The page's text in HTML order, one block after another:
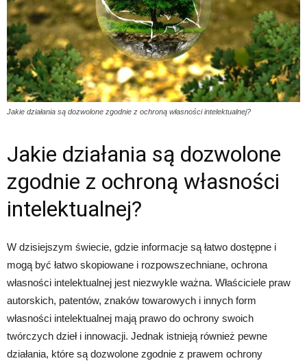
Jakie działania są dozwolone zgodnie z ochroną własności intelektualnej?
Jakie działania są dozwolone
zgodnie z ochroną własności
intelektualnej?
W dzisiejszym świecie, gdzie informacje są łatwo dostępne i
mogą być łatwo skopiowane i rozpowszechniane, ochrona
własności intelektualnej jest niezwykle ważna. Właściciele praw
autorskich, patentów, znaków towarowych i innych form
własności intelektualnej mają prawo do ochrony swoich
twórczych dzieł i innowacji. Jednak istnieją również pewne
działania, które są dozwolone zgodnie z prawem ochrony